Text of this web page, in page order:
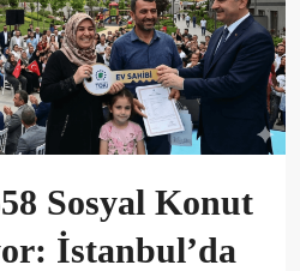
Sosyal Konut
İstanbul’da